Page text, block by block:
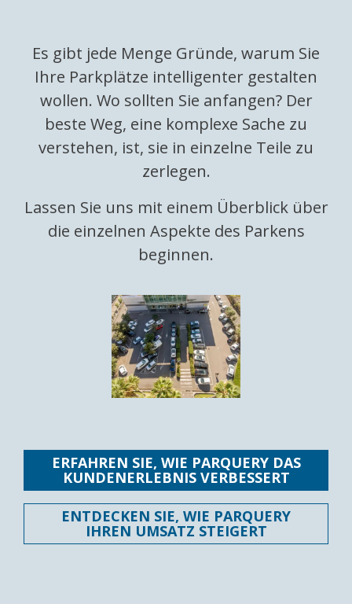
Es gibt jede Menge Gründe, warum Sie
Ihre Parkplätze intelligenter gestalten
wollen. Wo sollten Sie anfangen? Der
beste Weg, eine komplexe Sache zu
verstehen, ist, sie in einzelne Teile zu
zerlegen.
Lassen Sie uns mit einem Überblick über
die einzelnen Aspekte des Parkens
beginnen.
ERFAHREN SIE, WIE PARQUERY DAS
KUNDENERLEBNIS VERBESSERT
ENTDECKEN SIE, WIE PARQUERY
IHREN UMSATZ STEIGERT